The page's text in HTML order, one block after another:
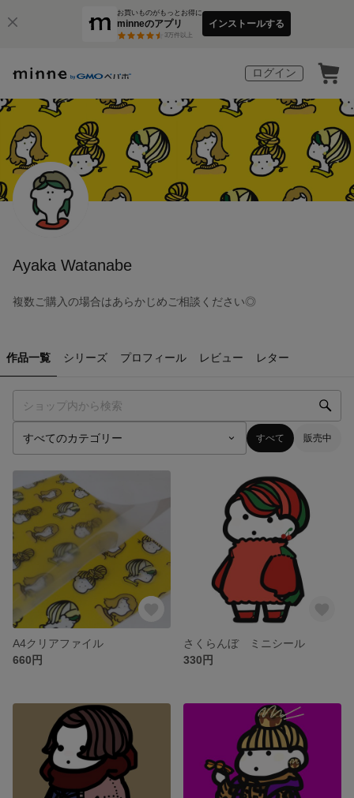
お買いものがもっとお得に
minneのアプリ
3万件以上
インストールする
ログイン
Ayaka Watanabe
複数ご購入の場合はあらかじめご相談ください◎
作品一覧 シリーズ プロフィール レビュー レター
すべて 販売中
A4クリアファイル
660円
さくらんぼ ミニシール
330円